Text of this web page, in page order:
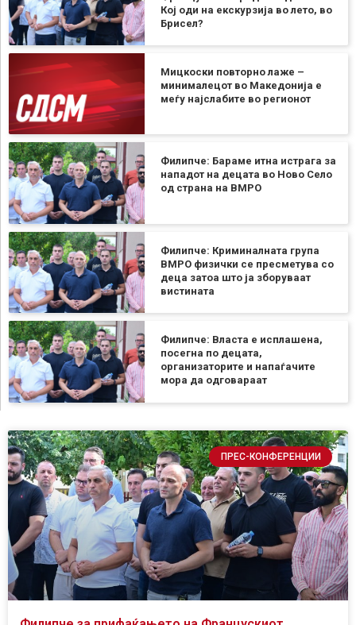
Кој оди на екскурзија во лето, во
Брисел?
Мицкоски повторно лаже –
минималецот во Македонија е
меѓу најслабите во регионот
Филипче: Бараме итна истрага за
нападот на децата во Ново Село
од страна на ВМРО
Филипче: Криминалната група
ВМРО физички се пресметува со
деца затоа што ја зборуваат
вистината
Филипче: Власта е исплашена,
посегна по децата,
организаторите и напаѓачите
мора да одговараат
ПРЕС-КОНФЕРЕНЦИИ